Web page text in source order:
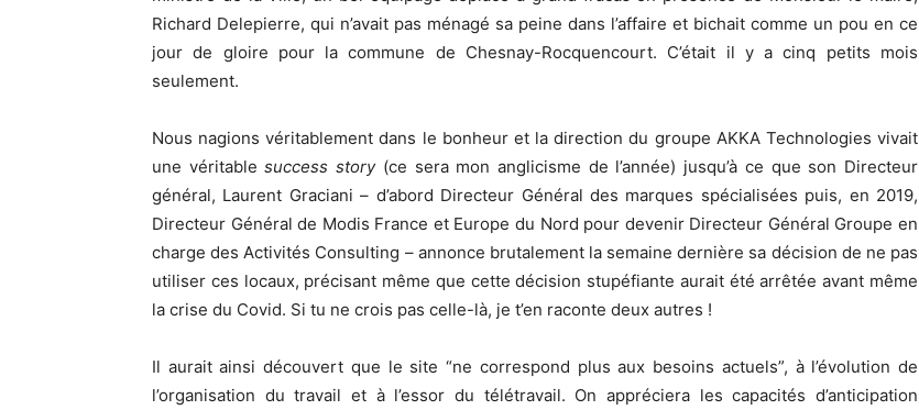
Richard Delepierre, qui n’avait pas ménagé sa peine dans l’affaire et bichait comme un pou en ce
jour de gloire pour la commune de Chesnay-Rocquencourt. C’était il y a cinq petits mois
seulement.
Nous nagions véritablement dans le bonheur et la direction du groupe AKKA Technologies vivait
une véritablesuccess story(ce sera mon anglicisme de l’année) jusqu’à ce que son Directeur
général, Laurent Graciani – d’abord Directeur Général des marques spécialisées puis, en 2019,
Directeur Général de Modis France et Europe du Nord pour devenir Directeur Général Groupe en
charge des Activités Consulting – annonce brutalement la semaine dernière sa décision de ne pas
utiliser ces locaux, précisant même que cette décision stupéfiante aurait été arrêtée avant même
la crise du Covid. Si tu ne crois pas celle-là, je t’en raconte deux autres !
Il aurait ainsi découvert que le site “ne correspond plus aux besoins actuels”, à l’évolution de
l’organisation du travail et à l’essor du télétravail. On appréciera les capacités d’anticipation